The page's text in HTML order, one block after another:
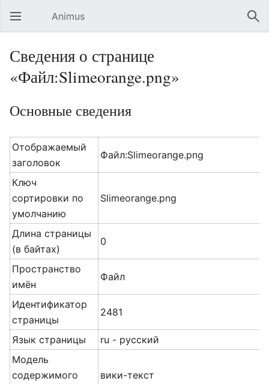
Открыть главное меню Animus
Сведения о странице
«Файл:Slimeorange.png»
Основные сведения
Отображаемый
заголовок
Файл:Slimeorange.png
Ключ
сортировки по
умолчанию
Slimeorange.png
Длина страницы
(в байтах)
0
Пространство
имён
Файл
Идентификатор
страницы
2481
Язык страницы
ru - русский
Модель
содержимого
вики-текст